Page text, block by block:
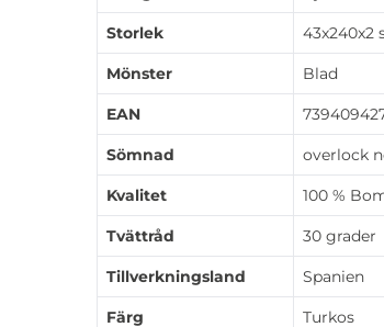
Storlek 43x240x2
Mönster Blad
EAN
Sömnad overlock
Kvalitet 100 %
Tvättråd 30 grader
Tillverkningsland Spanien
Färg Turkos